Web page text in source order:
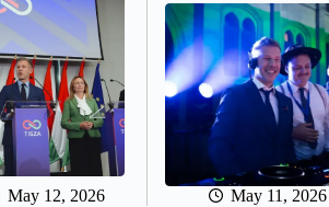
May 12, 2026 May 11, 2026